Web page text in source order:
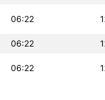
06:22
06:22
06:22